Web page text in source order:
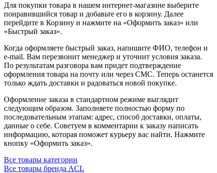
Для покупки товара в нашем интернет-магазине выберите
понравившийся товар и добавьте его в корзину. Далее
перейдите в Корзину и нажмите на «Оформить заказ» или
«Быстрый заказ».
Когда оформляете быстрый заказ, напишите ФИО, телефон и
e-mail. Вам перезвонит менеджер и уточнит условия заказа.
По результатам разговора вам придет подтверждение
оформления товара на почту или через СМС. Теперь останется
только ждать доставки и радоваться новой покупке.
Оформление заказа в стандартном режиме выглядит
следующим образом. Заполняете полностью форму по
последовательным этапам: адрес, способ доставки, оплаты,
данные о себе. Советуем в комментарии к заказу написать
информацию, которая поможет курьеру вас найти. Нажмите
кнопку «Оформить заказ».
Все товары категории
Все товары бренда ACL